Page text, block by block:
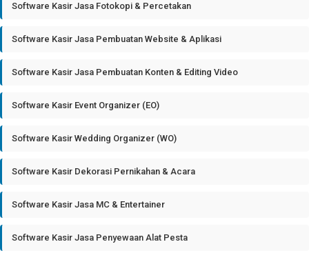
Software Kasir Jasa Fotokopi & Percetakan
Software Kasir Jasa Pembuatan Website & Aplikasi
Software Kasir Jasa Pembuatan Konten & Editing Video
Software Kasir Event Organizer (EO)
Software Kasir Wedding Organizer (WO)
Software Kasir Dekorasi Pernikahan & Acara
Software Kasir Jasa MC & Entertainer
Software Kasir Jasa Penyewaan Alat Pesta